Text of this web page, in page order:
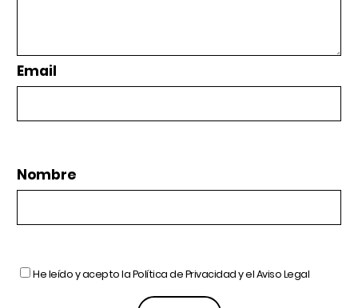
Email
Nombre
He leído y acepto laPolítica de Privacidady elAviso Legal